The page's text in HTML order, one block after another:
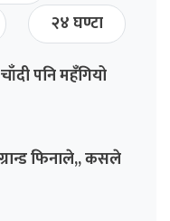
२४ घण्टा
पनि महँगियो
फिनाले,, कसले